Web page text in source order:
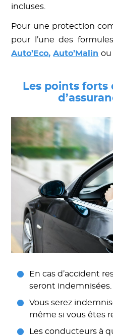
incluses.
Pour une protection
pour l’une des
Auto’Eco,Auto’Malin ou
Les points
En cas d’accident
seront indemnisées.
Vous serez
même si vous êtes
Les conducteurs à